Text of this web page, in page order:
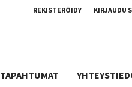
REKISTERÖIDY KIRJAUDU
TAPAHTUMAT